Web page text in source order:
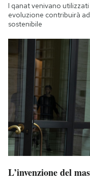
I qanat venivano
evoluzione contribuirà
sostenibile
L’invenzione del